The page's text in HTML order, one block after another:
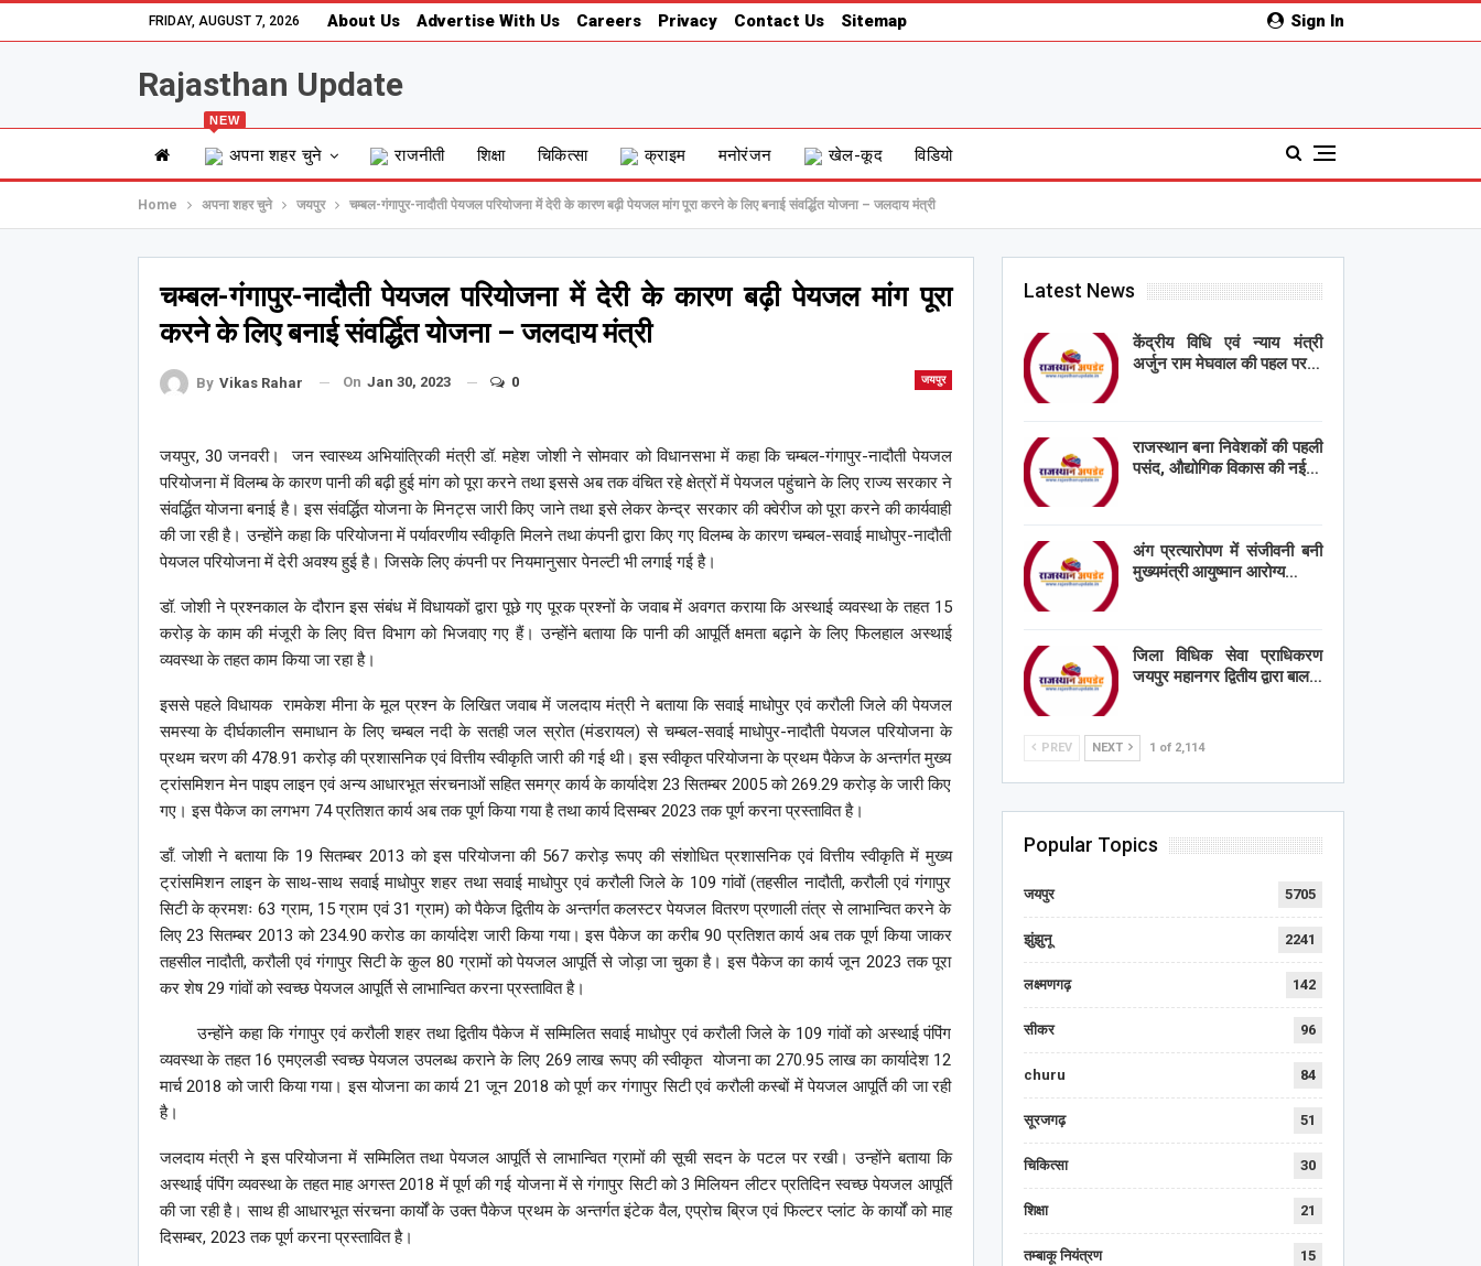
Sign In
FRIDAY, AUGUST 7, 2026 About Us Advertise With Us Careers Privacy Contact Us Sitemap
Rajasthan Update
अपना शहर चुने
NEW
राजनीती शिक्षा चिकित्सा क्राइम मनोरंजन खेल-कूद विडियो
Home अपना शहर चुने जयपुर चम्बल-गंगापुर-नादौती पेयजल परियोजना में देरी के कारण बढ़ी पेयजल मांग पूरा करने के लिए बनाई संवर्द्धित योजना – जलदाय मंत्री
चम्बल-गंगापुर-नादौती पेयजल परियोजना में देरी के कारण बढ़ी पेयजल मांग पूरा
करने के लिए बनाई संवर्द्धित योजना – जलदाय मंत्री
जयपुर
By Vikas Rahar On Jan 30, 2023 0
जयपुर, 30 जनवरी। जन स्वास्थ्य अभियांत्रिकी मंत्री डॉ. महेश जोशी ने सोमवार को विधानसभा में कहा कि चम्बल-गंगापुर-नादौती पेयजल
परियोजना में विलम्ब के कारण पानी की बढ़ी हुई मांग को पूरा करने तथा इससे अब तक वंचित रहे क्षेत्रों में पेयजल पहुंचाने के लिए राज्य सरकार ने
संवर्द्धित योजना बनाई है। इस संवर्द्धित योजना के मिनट्स जारी किए जाने तथा इसे लेकर केन्द्र सरकार की क्वेरीज को पूरा करने की कार्यवाही
की जा रही है। उन्होंने कहा कि परियोजना में पर्यावरणीय स्वीकृति मिलने तथा कंपनी द्वारा किए गए विलम्ब के कारण चम्बल-सवाई माधोपुर-नादौती
पेयजल परियोजना में देरी अवश्य हुई है। जिसके लिए कंपनी पर नियमानुसार पेनल्टी भी लगाई गई है।
डॉ. जोशी ने प्रश्नकाल के दौरान इस संबंध में विधायकों द्वारा पूछे गए पूरक प्रश्नों के जवाब में अवगत कराया कि अस्थाई व्यवस्था के तहत 15
करोड़ के काम की मंजूरी के लिए वित्त विभाग को भिजवाए गए हैं। उन्होंने बताया कि पानी की आपूर्ति क्षमता बढ़ाने के लिए फिलहाल अस्थाई
व्यवस्था के तहत काम किया जा रहा है।
इससे पहले विधायक रामकेश मीना के मूल प्रश्न के लिखित जवाब में जलदाय मंत्री ने बताया कि सवाई माधोपुर एवं करौली जिले की पेयजल
समस्या के दीर्घकालीन समाधान के लिए चम्बल नदी के सतही जल स्रोत (मंडरायल) से चम्बल-सवाई माधोपुर-नादौती पेयजल परियोजना के
प्रथम चरण की 478.91 करोड़ की प्रशासनिक एवं वित्तीय स्वीकृति जारी की गई थी। इस स्वीकृत परियोजना के प्रथम पैकेज के अन्तर्गत मुख्य
ट्रांसमिशन मेन पाइप लाइन एवं अन्य आधारभूत संरचनाओं सहित समग्र कार्य के कार्यादेश 23 सितम्बर 2005 को 269.29 करोड़ के जारी किए
गए। इस पैकेज का लगभग 74 प्रतिशत कार्य अब तक पूर्ण किया गया है तथा कार्य दिसम्बर 2023 तक पूर्ण करना प्रस्तावित है।
डॉं. जोशी ने बताया कि 19 सितम्बर 2013 को इस परियोजना की 567 करोड़ रूपए की संशोधित प्रशासनिक एवं वित्तीय स्वीकृति में मुख्य
ट्रांसमिशन लाइन के साथ-साथ सवाई माधोपुर शहर तथा सवाई माधोपुर एवं करौली जिले के 109 गांवों (तहसील नादौती, करौली एवं गंगापुर
सिटी के क्रमशः 63 ग्राम, 15 ग्राम एवं 31 ग्राम) को पैकेज द्वितीय के अन्तर्गत कलस्टर पेयजल वितरण प्रणाली तंत्र से लाभान्वित करने के
लिए 23 सितम्बर 2013 को 234.90 करोड का कार्यादेश जारी किया गया। इस पैकेज का करीब 90 प्रतिशत कार्य अब तक पूर्ण किया जाकर
तहसील नादौती, करौली एवं गंगापुर सिटी के कुल 80 ग्रामों को पेयजल आपूर्ति से जोड़ा जा चुका है। इस पैकेज का कार्य जून 2023 तक पूरा
कर शेष 29 गांवों को स्वच्छ पेयजल आपूर्ति से लाभान्वित करना प्रस्तावित है।
उन्होंने कहा कि गंगापुर एवं करौली शहर तथा द्वितीय पैकेज में सम्मिलित सवाई माधोपुर एवं करौली जिले के 109 गांवों को अस्थाई पंपिंग
व्यवस्था के तहत 16 एमएलडी स्वच्छ पेयजल उपलब्ध कराने के लिए 269 लाख रूपए की स्वीकृत योजना का 270.95 लाख का कार्यादेश 12
मार्च 2018 को जारी किया गया। इस योजना का कार्य 21 जून 2018 को पूर्ण कर गंगापुर सिटी एवं करौली कस्बों में पेयजल आपूर्ति की जा रही
है।
जलदाय मंत्री ने इस परियोजना में सम्मिलित तथा पेयजल आपूर्ति से लाभान्वित ग्रामों की सूची सदन के पटल पर रखी। उन्होंने बताया कि
अस्थाई पंपिंग व्यवस्था के तहत माह अगस्त 2018 में पूर्ण की गई योजना में से गंगापुर सिटी को 3 मिलियन लीटर प्रतिदिन स्वच्छ पेयजल आपूर्ति
की जा रही है। साथ ही आधारभूत संरचना कार्यों के उक्त पैकेज प्रथम के अन्तर्गत इंटेक वैल, एप्रोच ब्रिज एवं फिल्टर प्लांट के कार्यों को माह
दिसम्बर, 2023 तक पूर्ण करना प्रस्तावित है।
Latest News
केंद्रीय विधि एवं न्याय मंत्री
अर्जुन राम मेघवाल की पहल पर…
राजस्थान बना निवेशकों की पहली
पसंद, औद्योगिक विकास की नई…
अंग प्रत्यारोपण में संजीवनी बनी
मुख्यमंत्री आयुष्मान आरोग्य…
जिला विधिक सेवा प्राधिकरण
जयपुर महानगर द्वितीय द्वारा बाल…
PREV NEXT 1 of 2,114
Popular Topics
जयपुर 5705
झुंझुनू 2241
लक्ष्मणगढ़ 142
सीकर 96
churu 84
सूरजगढ़ 51
चिकित्सा 30
शिक्षा 21
तम्बाकू नियंत्रण 15